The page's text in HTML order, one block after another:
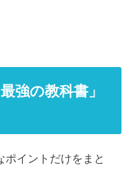
強の教科書」
ポイントだけをまと